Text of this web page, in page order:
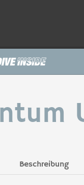
Beschreibung